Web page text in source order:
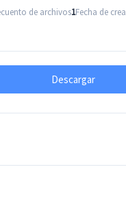
de archivos1Fecha de
Descargar